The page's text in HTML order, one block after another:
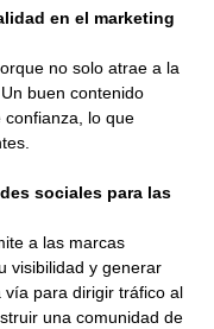
en el marketing
no solo atrae a la
buen contenido
confianza, lo que
sociales para las
a las marcas
visibilidad y generar
vía para dirigir tráfico al
una comunidad de